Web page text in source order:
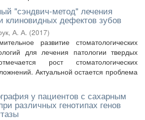
"сэндвич-метод" лечения
клиновидных дефектов зубов
А. А. (2017)
развитие стоматологических
для лечения патологии твердых
рост стоматологических
Актуальной остается проблема
у пациентов с сахарным
различных генотипах генов